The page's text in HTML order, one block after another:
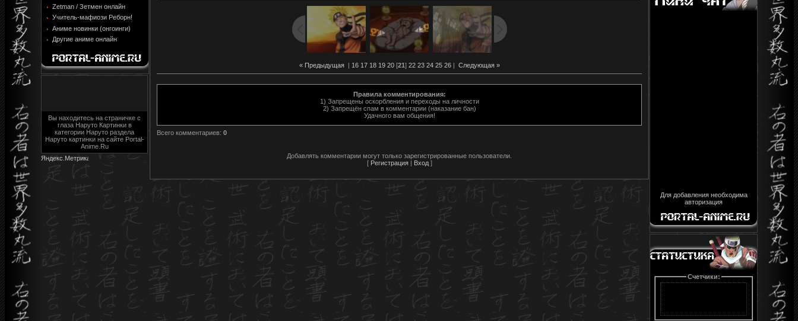
Zetman / Зетмен онлайн
Учитель-мафиози Реборн!
Аниме новинки (онгоинги)
Другие аниме онлайн
Вы находитесь на страничке с
глаза Наруто Картинки в
категории Наруто раздела
Наруто картинки на сайте Portal-
Anime.Ru
« Предыдущая| 16 17 18 19 20[21] 22 23 24 25 26| Следующая »
Правила комментирования:
1) Запрещены оскорбления и переходы на личности
2) Запрещён спам в комментарии (наказание бан)
Удачного вам общения!
Всего комментариев: 0
Добавлять комментарии могут только зарегистрированные пользователи.
[ Регистрация| Вход]
Для добавления необходима
авторизация
Счетчики: